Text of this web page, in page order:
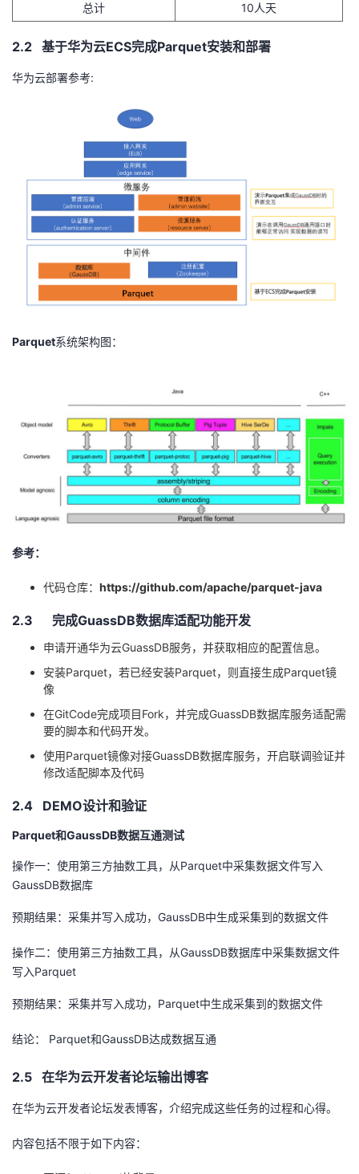
总计 10人天
2.2 基于华为云ECS完成Parquet安装和部署
华为云部署参考:
Parquet系统架构图：
参考：
代码仓库： https://github.com/apache/parquet-java
2.3 完成GuassDB数据库适配功能开发
申请开通华为云GuassDB服务，并获取相应的配置信息。
安装Parquet，若已经安装Parquet，则直接生成Parquet镜
像
在GitCode完成项目Fork，并完成GuassDB数据库服务适配需
要的脚本和代码开发。
使用Parquet镜像对接GuassDB数据库服务，开启联调验证并
修改适配脚本及代码
2.4 DEMO设计和验证
Parquet和GaussDB数据互通测试
操作一：使用第三方抽数工具，从Parquet中采集数据文件写入
GaussDB数据库
预期结果：采集并写入成功， GaussDB中生成采集到的数据文件
操作二：使用第三方抽数工具，从GaussDB数据库中采集数据文件
写入Parquet
预期结果：采集并写入成功， Parquet中生成采集到的数据文件
结论： Parquet和GaussDB达成数据互通
2.5 在华为云开发者论坛输出博客
在华为云开发者论坛发表博客，介绍完成这些任务的过程和心得。
内容包括不限于如下内容：